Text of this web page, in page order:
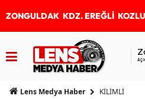
ZONGULDAK KDZ. EREĞLİ KOZLU
Lens Medya Haber KİLİMLİ